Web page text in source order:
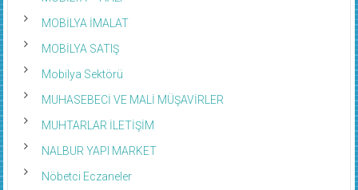
MOBİLYA – HALI
MOBİLYA İMALAT
MOBİLYA SATIŞ
Mobilya Sektörü
MUHASEBECİ VE MALİ MÜŞAVİRLER
MUHTARLAR İLETİŞİM
NALBUR YAPI MARKET
Nöbetci Eczaneler